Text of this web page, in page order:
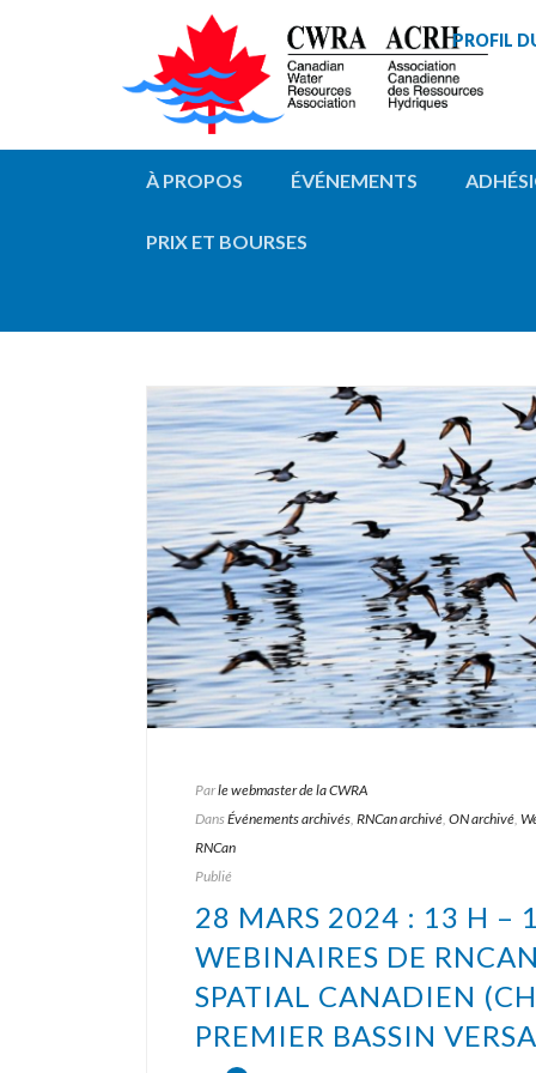
PROFIL
À PROPOS ÉVÉNEMENTS
PRIX ET BOURSES
Parle webmaster de la CWRA
DansÉvénements archivés RNCan archivé ON archivé
RNCan
Publié
28 MARS 2024 : 13 H –
WEBINAIRES DE
SPATIAL CANADIEN
PREMIER BASSIN